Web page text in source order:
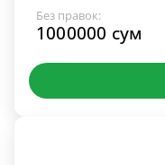
Без правок:
1000000 сум